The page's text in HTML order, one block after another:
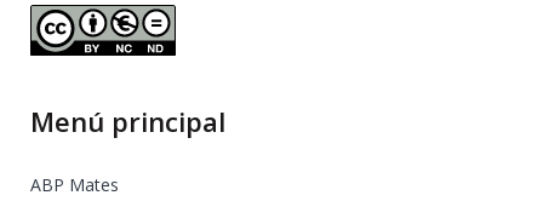
Menú principal
ABP Mates